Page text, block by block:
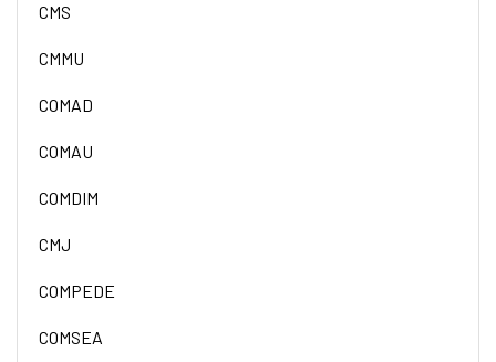
CMS
CMMU
COMAD
COMAU
COMDIM
CMJ
COMPEDE
COMSEA